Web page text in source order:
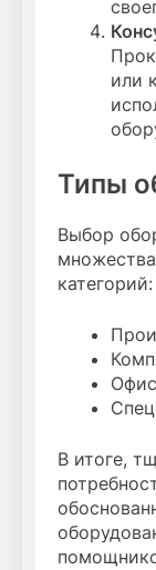
или
Типы
Выбор
категорий:
В итоге,